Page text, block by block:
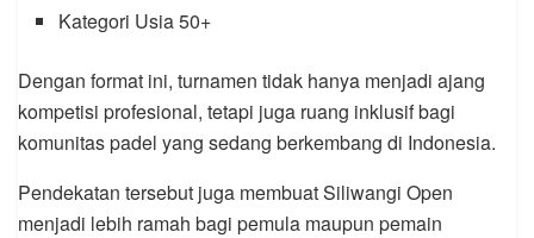
Kategori Usia 50+
Dengan format ini, turnamen tidak hanya menjadi ajang
kompetisi profesional, tetapi juga ruang inklusif bagi
komunitas padel yang sedang berkembang di Indonesia.
Pendekatan tersebut juga membuat Siliwangi Open
menjadi lebih ramah bagi pemula maupun pemain